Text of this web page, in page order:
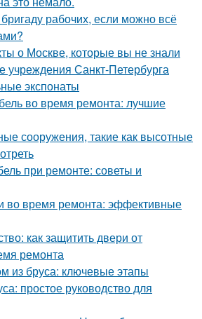
рабочих, если можно всё
о Москве, которые вы не знали
учреждения Санкт-Петербурга
экспонаты
во время ремонта: лучшие
сооружения, такие как высотные
при ремонте: советы и
во время ремонта: эффективные
как защитить двери от
ремонта
из бруса: ключевые этапы
простое руководство для